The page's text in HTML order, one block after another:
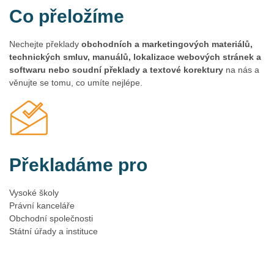
Hoďte problémy s nepřesnými technickými překlady za
hlavu. Naši profesionální překladatelé pro vás zajistí
kvalitní překlad z celé řady technických oborů. Svěřte
anglické překlady technických dokumentací do našich
rukou a dělejte jen to, co vás baví.
Potřebujete kvalitně přeložit odborný text, na který se
budete moci spolehnout? Naši špičkoví překladatelé se
specializují na ekonomické, právnické, strojírenské,
elektrotechnické, medicínské, farmaceutické, IT,
marketingové a další obory, ve kterých jsou schopni vám
Co přeložíme
Nechejte překlady obchodních a marketingových materiálů,
technických smluv, manuálů, lokalizace webových stránek a
softwaru nebo soudní překlady a textové korektury na nás a
věnujte se tomu, co umíte nejlépe.
Překladáme pro
Vysoké školy
Právní kanceláře
Obchodní společnosti
Státní úřady a instituce